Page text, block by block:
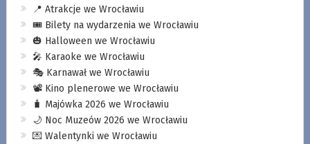
📍 Atrakcje we Wrocławiu
🎟️ Bilety na wydarzenia we Wrocławiu
🎃 Halloween we Wrocławiu
🎤 Karaoke we Wrocławiu
🎭 Karnawał we Wrocławiu
📽️ Kino plenerowe we Wrocławiu
🧳 Majówka 2026 we Wrocławiu
🌙 Noc Muzeów 2026 we Wrocławiu
💌 Walentynki we Wrocławiu